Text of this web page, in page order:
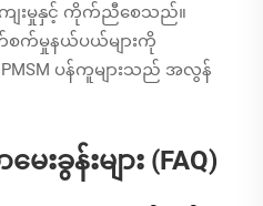
ေးမှုနှင့် ကိုက်ညီစေသည်။
စက်မှုနယ်ပယ်များကို
ပန်ကူများသည် အလွန်
းခွန်းများ (FAQ)